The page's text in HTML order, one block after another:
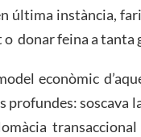
última instància,
o donar feina a tanta
econòmic
profundes:soscava
transaccional